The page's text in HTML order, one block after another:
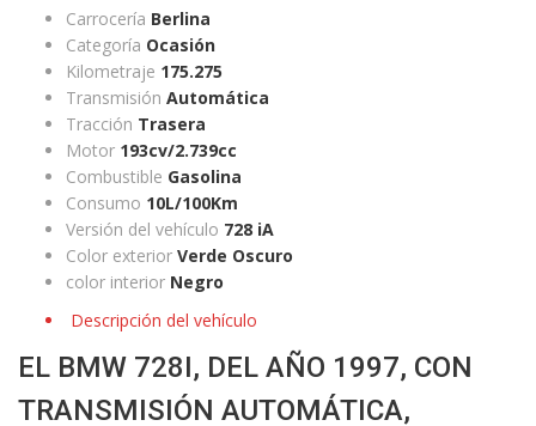
Carrocería Berlina
Categoría Ocasión
Kilometraje 175.275
Transmisión Automática
Tracción Trasera
Motor 193cv/2.739cc
Combustible Gasolina
Consumo 10L/100Km
Versión del vehículo 728 iA
Color exterior Verde Oscuro
color interior Negro
Descripción del vehículo
EL BMW 728I, DEL AÑO 1997, CON
TRANSMISIÓN AUTOMÁTICA,